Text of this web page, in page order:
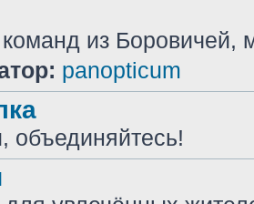
из Боровичей,
panopticum
объединяйтесь!